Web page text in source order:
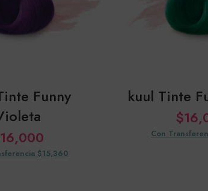
Funny
16,000
$15,360
kuul Tinte
$
Con